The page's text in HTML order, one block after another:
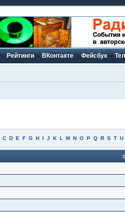
Рейтинги ВКонтакте Фейсбук
C D E F G H I J K L M N O P Q R S T U